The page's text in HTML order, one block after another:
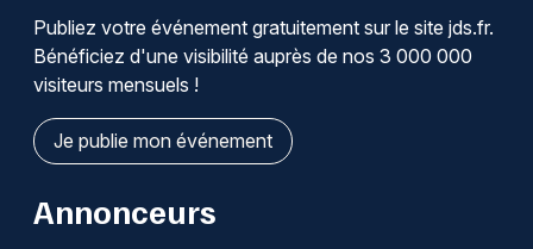
Publiez votre événement gratuitement sur le site jds.fr.
Bénéficiez d'une visibilité auprès de nos 3 000 000
visiteurs mensuels !
Je publie mon événement
Annonceurs